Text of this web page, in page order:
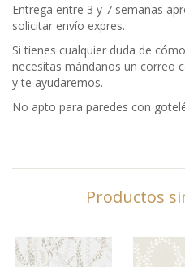
Entrega entre 3 y 7 semanas
solicitar envío expres.
Si tienes cualquier duda de
necesitas mándanos un correo
y te ayudaremos.
No apto para paredes con
Productos